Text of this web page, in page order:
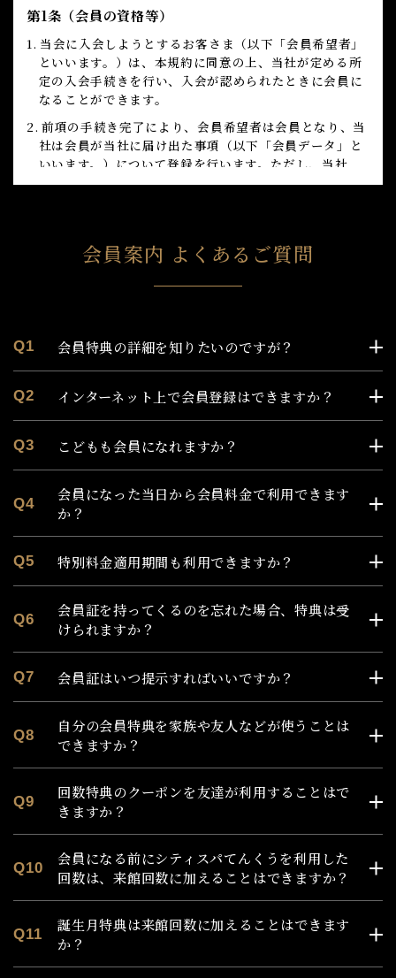
第1条（会員の資格等）
1. 当会に入会しようとするお客さま（以下「会員希望者」
といいます。）は、本規約に同意の上、当社が定める所
定の入会手続きを行い、入会が認められたときに会員に
なることができます。
2. 前項の手続き完了により、会員希望者は会員となり、当
社は会員が当社に届け出た事項（以下「会員データ」と
いいます。）について登録を行います。ただし、当社
は、会員希望者及び前項の手続き完了により会員となっ
(1) 会員希望者が当社の定める、以下の施設の利用制限
② 泥酔されている方
③ 皮膚疾患、その他の伝染病の恐れのある方
④ 他のお客さまのご迷惑となる行為、危険な行為をさ
れたと当社が判断した方
⑦ 脱衣室及び浴室（ヒーリングスパ内の各室を含む）
において、カメラ、ビデオカメラ、携帯電話のカメ
ラ等で撮影された方
(2) 会員希望者が存在しない場合
(3) 会員希望者が日本国外に居住する場合
(4) 会員希望者が既に会員になっている場合
格が停止され、又は抹消されている場合
(6) 会員登録手続きに際し、当社に届け出た事項に虚
偽・誤記又は記入漏れがあった場合
おり、成年後見人、補佐人、補助人の同意等を受けて
いない場合
(8) 会員希望者が小学生以下の場合若しくは中学生以上
18歳未満で入会について親権者の同意を得ていない場
(9) 会員希望者が反社会的勢力若しくは反社会的勢力と
何らかの関係を有する者である場合若しくはそのおそ
れがあると当社が認めた場合若しくは反社会的行為を
行うと当社が判断した場合
(注1) 「反社会的勢力」とは、暴力団、暴力団員、暴力
団準構成員、暴力団関係企業、総会屋等、社会運動等
標ぼうゴロ又は特殊知能暴力集団等、その他これらに
準ずる者をいう。
(注2) 「反社会的行為」とは、自ら又は第三者を利用し
会員案内 よくあるご質問
Q1 会員特典の詳細を知りたいのですが？
Q2 インターネット上で会員登録はできますか？
Q3 こどもも会員になれますか？
Q4
会員になった当日から会員料金で利用できます
か？
Q5 特別料金適用期間も利用できますか？
Q6
会員証を持ってくるのを忘れた場合、特典は受
けられますか？
Q7 会員証はいつ提示すればいいですか？
Q8
自分の会員特典を家族や友人などが使うことは
できますか？
Q9
回数特典のクーポンを友達が利用することはで
きますか？
Q10
会員になる前にシティスパてんくうを利用した
回数は、来館回数に加えることはできますか？
Q11
誕生月特典は来館回数に加えることはできます
か？